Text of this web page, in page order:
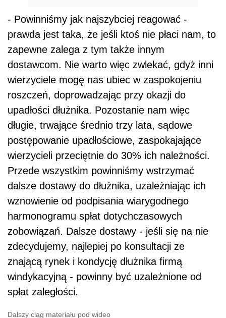
- Powinniśmy jak najszybciej reagować -
prawda jest taka, że jeśli ktoś nie płaci nam, to
zapewne zalega z tym także innym
dostawcom. Nie warto więc zwlekać, gdyż inni
wierzyciele mogę nas ubiec w zaspokojeniu
roszczeń, doprowadzając przy okazji do
upadłości dłużnika. Pozostanie nam więc
długie, trwające średnio trzy lata, sądowe
postępowanie upadłościowe, zaspokajające
wierzycieli przeciętnie do 30% ich należności.
Przede wszystkim powinniśmy wstrzymać
dalsze dostawy do dłużnika, uzależniając ich
wznowienie od podpisania wiarygodnego
harmonogramu spłat dotychczasowych
zobowiązań. Dalsze dostawy - jeśli się na nie
zdecydujemy, najlepiej po konsultacji ze
znającą rynek i kondycję dłużnika firmą
windykacyjną - powinny być uzależnione od
spłat zaległości.
Dalszy ciąg materiału pod wideo